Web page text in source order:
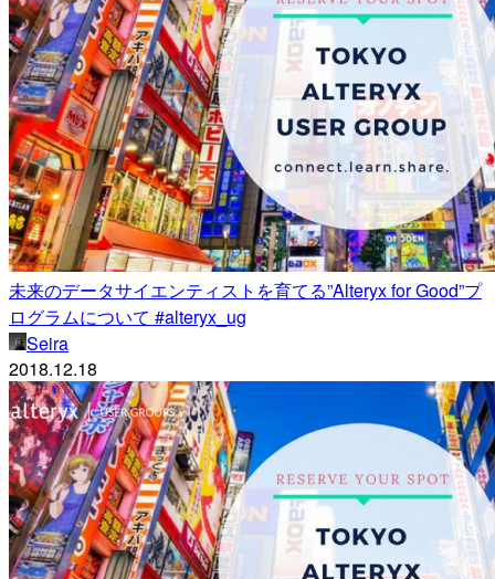
未来のデータサイエンティストを育てる”Alteryx for Good”プ
ログラムについて #alteryx_ug
Seira
2018.12.18